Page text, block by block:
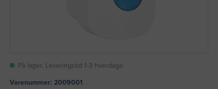
På lager. Leveringstid 1-3 hverdage
Varenummer: 2009001